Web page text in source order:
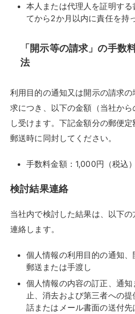
本人または代理人を証明す
てから2か月以内に責任を持
「開示等の請求」の手数
法
利用目的の通知又は開示の請求
求につき、以下の金額（当社か
し受けます。下記金額分の郵便
郵送時に同封してください。
手数料金額：1,000円（税込）
検討結果連絡
当社内で検討した結果は、以下
連絡します。
個人情報の利用目的の通知
郵送または手渡し
個人情報の内容の訂正、通
止、消去および第三者への
話またはメール書面の送付